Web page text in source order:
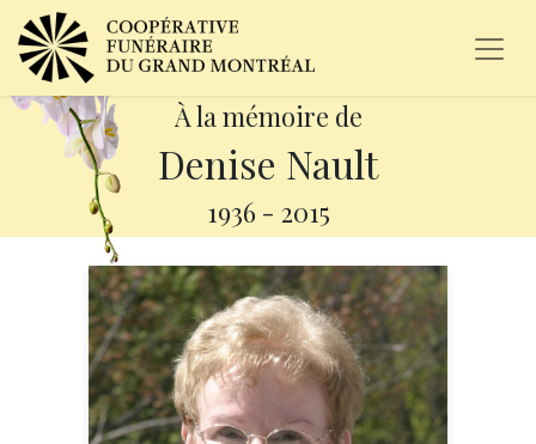
À la mémoire de
Denise Nault
1936 - 2015